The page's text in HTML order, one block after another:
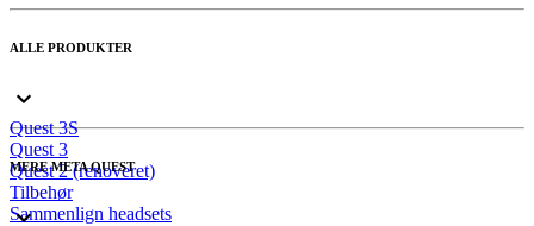
ALLE PRODUKTER
Quest 3S
Quest 3
Quest 2 (renoveret)
Tilbehør
Sammenlign headsets
MERE META QUEST